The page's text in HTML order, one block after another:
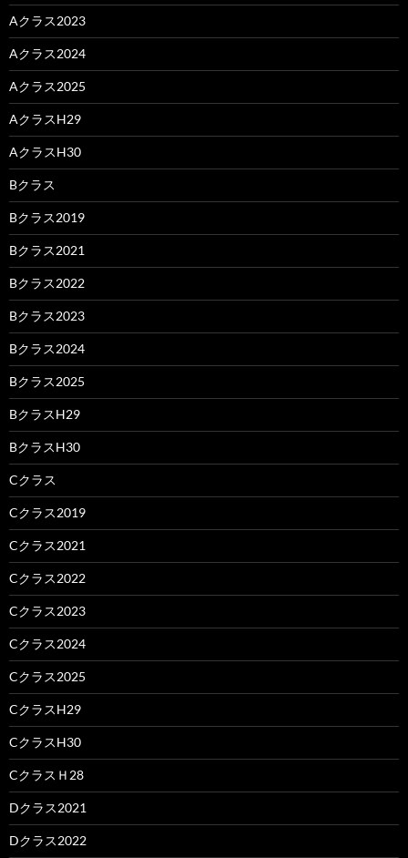
Aクラス2023
Aクラス2024
Aクラス2025
AクラスH29
AクラスH30
Bクラス
Bクラス2019
Bクラス2021
Bクラス2022
Bクラス2023
Bクラス2024
Bクラス2025
BクラスH29
BクラスH30
Cクラス
Cクラス2019
Cクラス2021
Cクラス2022
Cクラス2023
Cクラス2024
Cクラス2025
CクラスH29
CクラスH30
CクラスＨ28
Dクラス2021
Dクラス2022